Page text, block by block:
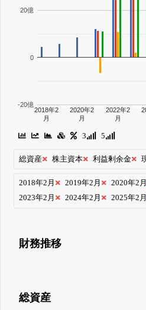
2018年2
月
2020年2
月
2022年2
月
-20億
0
20億
3 5
総資産 株主資本 利益剰余金
2018年2月 2019年2月 2020年2月
2023年2月
2024年2月 2025年2月
財務推移
総資産